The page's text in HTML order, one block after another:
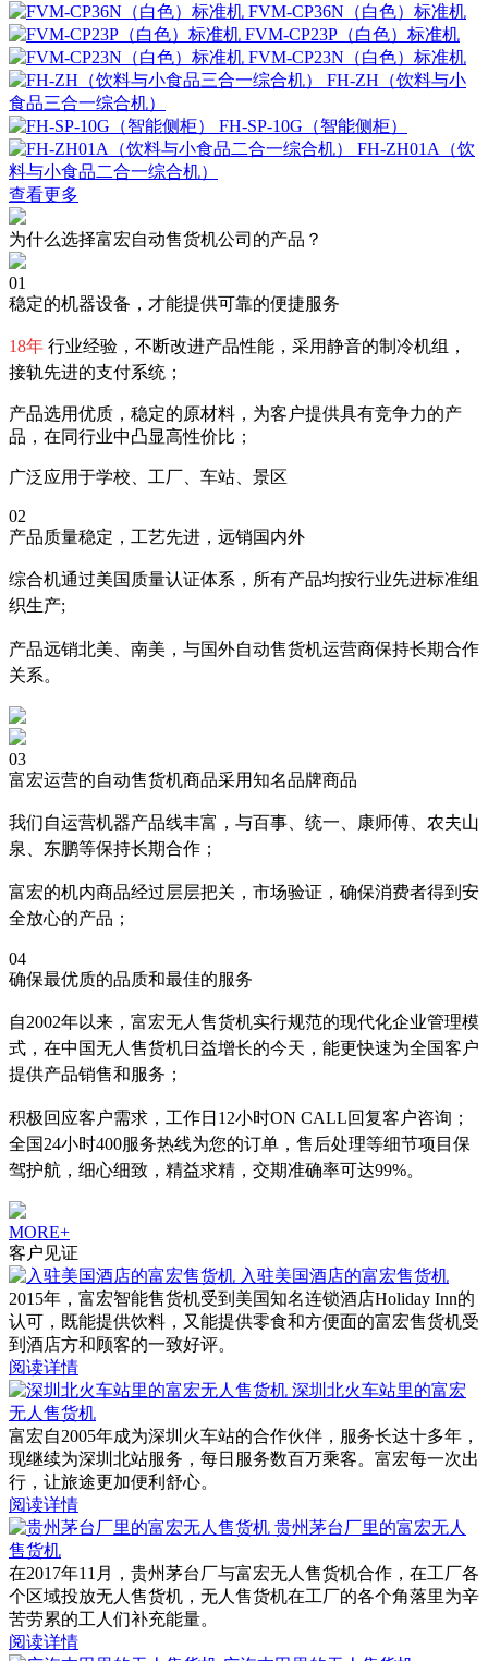
FVM-CP36N（白色）标准机
FVM-CP23P（白色）标准机
FVM-CP23N（白色）标准机
FH-ZH（饮料与小
食品三合一综合机）
FH-SP-10G（智能侧柜）
FH-ZH01A（饮
料与小食品二合一综合机）
查看更多
为什么选择富宏自动售货机公司的产品？
01
稳定的机器设备，才能提供可靠的便捷服务
18年 行业经验，不断改进产品性能，采用静音的制冷机组，
接轨先进的支付系统；
产品选用优质，稳定的原材料，为客户提供具有竞争力的产
品，在同行业中凸显高性价比；
广泛应用于学校、工厂、车站、景区
02
产品质量稳定，工艺先进，远销国内外
综合机通过美国质量认证体系，所有产品均按行业先进标准组
织生产;
产品远销北美、南美，与国外自动售货机运营商保持长期合作
关系。
03
富宏运营的自动售货机商品采用知名品牌商品
我们自运营机器产品线丰富，与百事、统一、康师傅、农夫山
泉、东鹏等保持长期合作；
富宏的机内商品经过层层把关，市场验证，确保消费者得到安
全放心的产品；
04
确保最优质的品质和最佳的服务
自2002年以来，富宏无人售货机实行规范的现代化企业管理模
式，在中国无人售货机日益增长的今天，能更快速为全国客户
提供产品销售和服务；
积极回应客户需求，工作日12小时ON CALL回复客户咨询；
全国24小时400服务热线为您的订单，售后处理等细节项目保
驾护航，细心细致，精益求精，交期准确率可达99%。
MORE+
客户见证
入驻美国酒店的富宏售货机
2015年，富宏智能售货机受到美国知名连锁酒店Holiday Inn的
认可，既能提供饮料，又能提供零食和方便面的富宏售货机受
到酒店方和顾客的一致好评。
阅读详情
深圳北火车站里的富宏
无人售货机
富宏自2005年成为深圳火车站的合作伙伴，服务长达十多年，
现继续为深圳北站服务，每日服务数百万乘客。富宏每一次出
行，让旅途更加便利舒心。
阅读详情
贵州茅台厂里的富宏无人
售货机
在2017年11月，贵州茅台厂与富宏无人售货机合作，在工厂各
个区域投放无人售货机，无人售货机在工厂的各个角落里为辛
苦劳累的工人们补充能量。
阅读详情